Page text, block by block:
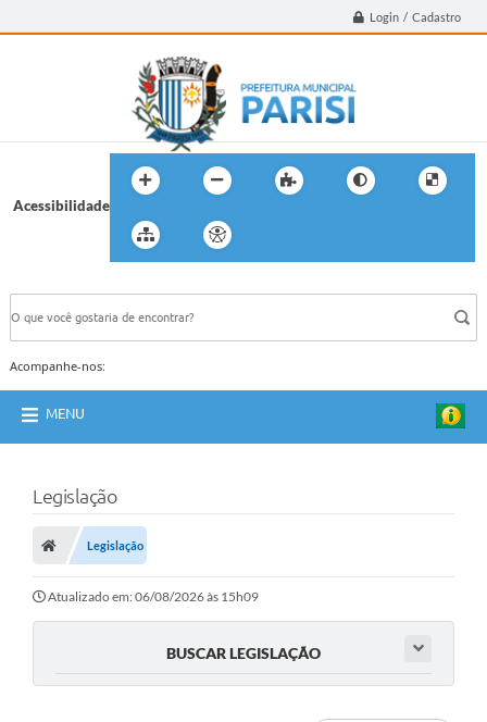
Login / Cadastro
Acessibilidade
Acompanhe-nos:
MENU
Legislação
Legislação
Atualizado em: 06/08/2026 às 15h09
BUSCAR LEGISLAÇÃO